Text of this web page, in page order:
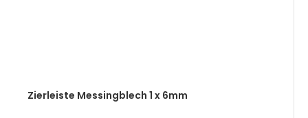
Zierleiste Messingblech 1 x 6mm